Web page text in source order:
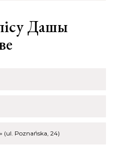
Дашы
(ul. Poznańska, 24)